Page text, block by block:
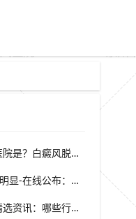
本地资讯-泉州专治白癜风的医院是？白癜风脱屑是什么症状？
泉州治白癜风的医院哪个效果明显-在线公布：生活中哪些因素会诱发出白癜风
泉州哪里看白癜风医院-每日精选资讯：哪些行为会导致白癜风白斑在长